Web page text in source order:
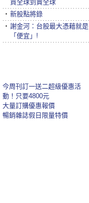
買全球到賣全球
‧ 新股點將錄
‧ 謝金河：台股最大憑藉就是
「便宜」!
今周刊訂一送二超級優惠活
動！只要4800元
大量訂購優惠報價
暢銷雜誌假日限量特價